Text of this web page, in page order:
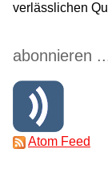
verlässlichen
abonnieren
Atom Feed